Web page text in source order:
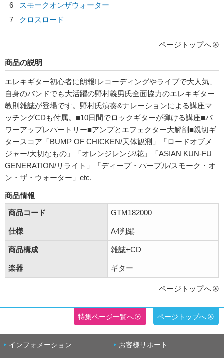
6
スモークオンザウォーター
7
クロスロード
ページトップへ
商品の説明
エレキギター初心者に朗報!レコーディングやライブで大人気、
自身のバンドでも大活躍の野村義男氏全面協力のエレキギター
教則雑誌が登場です。野村氏演奏&ナレーションによる講座マ
ッチングCDも付属。■10日間でロックギターが弾ける講座■パ
ワーアップレパートリー■アンプとエフェクター大解剖■親切ギ
タースコア「BUMP OF CHICKEN/天体観測」「ロードオブメ
ジャー/大切なもの」「オレンジレンジ/花」「ASIAN KUN-FU
GENERATION/リライト」「ディープ・パープル/スモーク・オ
ン・ザ・ウォーター」etc.
商品情報
商品コード
GTM182000
仕様 A4判縦
商品構成 雑誌+CD
楽器 ギター
ページトップへ
特集ページ一覧へ ページトップへ
インフォメーション お客様サポート